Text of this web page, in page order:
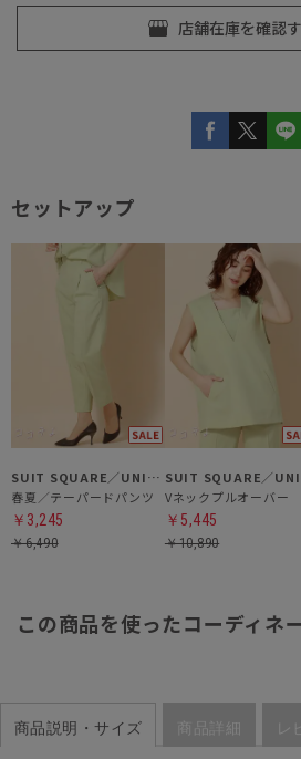
セットアップ
SUIT SQUARE／UNIVERSAL LANGUAGE／WHITE
春夏／テーパードパンツ
￥3,245
￥6,490
Vネックプルオーバー
￥5,445
￥10,890
この商品を使ったコーディネ
商品説明・サイズ 商品詳細 レ